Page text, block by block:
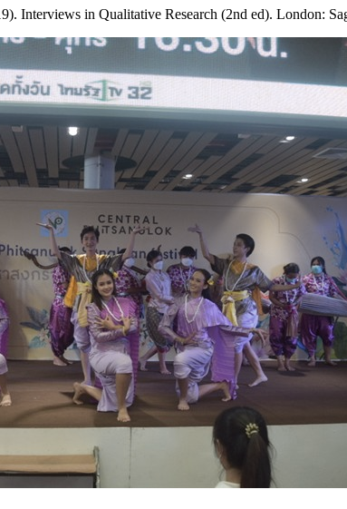
Interviews in Qualitative Research (2nd ed). London: